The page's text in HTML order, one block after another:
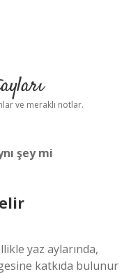
ve meraklı notlar.
şey mi
yaz aylarında,
katkıda bulunur